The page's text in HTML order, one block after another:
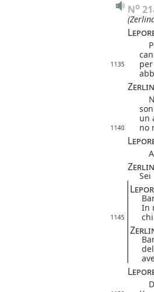
No
1135
un
1140 no
In
1145